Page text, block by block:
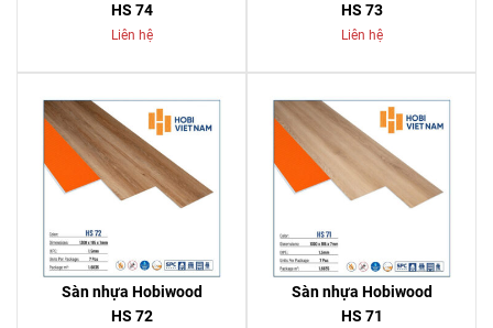
HS 74
Liên hệ
HS 73
Liên hệ
Sàn nhựa Hobiwood
HS 72
Sàn nhựa Hobiwood
HS 71